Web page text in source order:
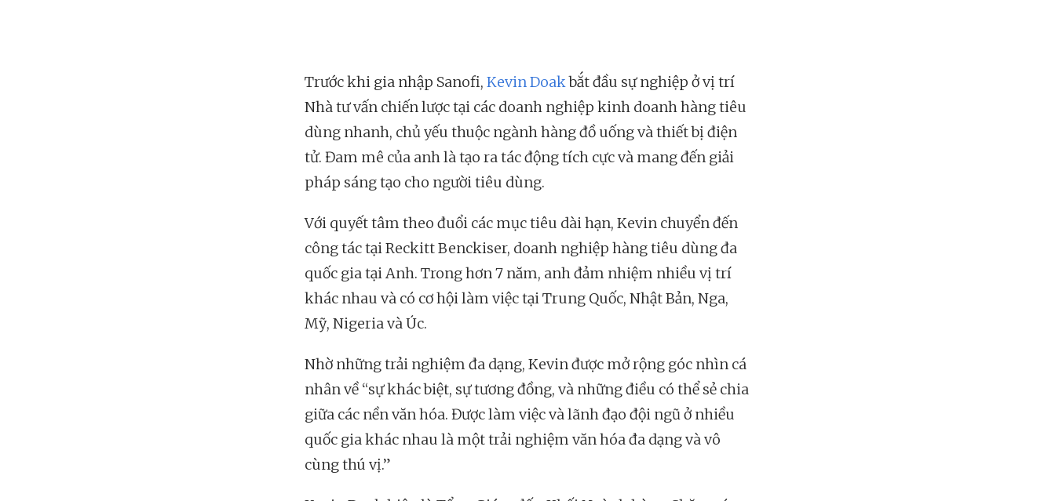
Trước khi gia nhập Sanofi, Kevin Doakbắt đầu sự nghiệp ở vị trí
Nhà tư vấn chiến lược tại các doanh nghiệp kinh doanh hàng tiêu
dùng nhanh, chủ yếu thuộc ngành hàng đồ uống và thiết bị điện
tử. Đam mê của anh là tạo ra tác động tích cực và mang đến giải
pháp sáng tạo cho người tiêu dùng.
Với quyết tâm theo đuổi các mục tiêu dài hạn, Kevin chuyển đến
công tác tại Reckitt Benckiser, doanh nghiệp hàng tiêu dùng đa
quốc gia tại Anh. Trong hơn 7 năm, anh đảm nhiệm nhiều vị trí
khác nhau và có cơ hội làm việc tại Trung Quốc, Nhật Bản, Nga,
Mỹ, Nigeria và Úc.
Nhờ những trải nghiệm đa dạng, Kevin được mở rộng góc nhìn cá
nhân về “sự khác biệt, sự tương đồng, và những điều có thể sẻ chia
giữa các nền văn hóa. Được làm việc và lãnh đạo đội ngũ ở nhiều
quốc gia khác nhau là một trải nghiệm văn hóa đa dạng và vô
cùng thú vị.”